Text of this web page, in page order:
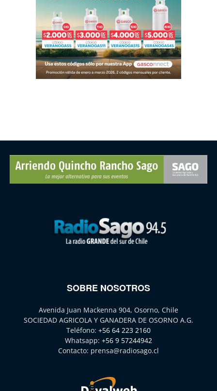
SOBRE NOSOTROS
Avenida Juan Mackenna 904, Osorno, Chile
SOCIEDAD AGRICOLA Y GANADERA DE OSORNO A.G.
Teléfono: +56 64 223 2160
Whatsapp: +56 9 57244942
Contacto: prensa@radiosago.cl